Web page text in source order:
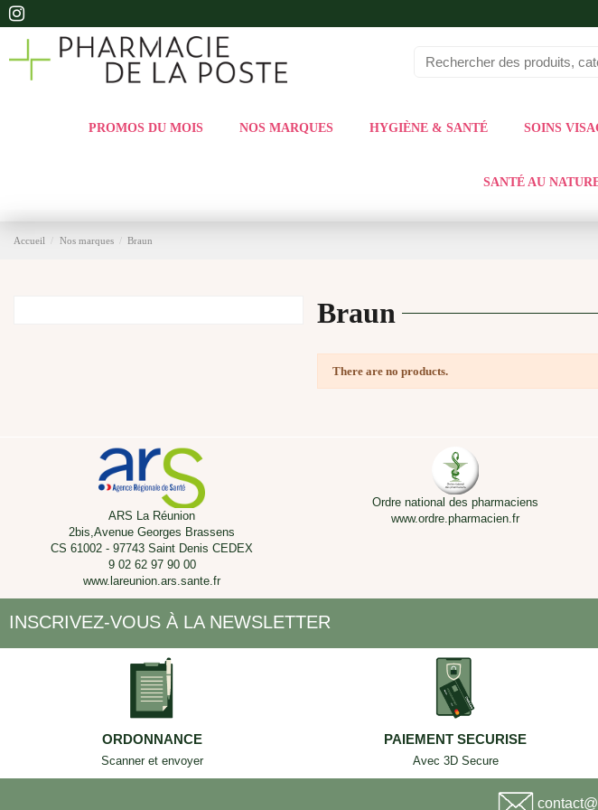
PROMOS DU MOIS NOS MARQUES HYGIÈNE & SANTÉ SOINS
SANTÉ AU
Accueil Nos marques Braun
Braun
There are no products.
ARS La Réunion
2bis,Avenue Georges Brassens
CS 61002 - 97743 Saint Denis CEDEX
9 02 62 97 90 00
www.lareunion.ars.sante.fr
Ordre national des pharmaciens
www.ordre.pharmacien.fr
INSCRIVEZ-VOUS À LA NEWSLETTER
ORDONNANCE
Scanner et envoyer
PAIEMENT SECURISE
Avec 3D Secure